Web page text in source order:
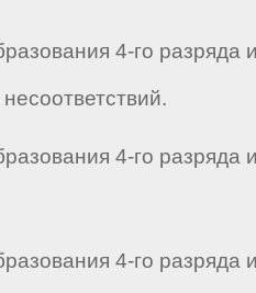
4-го
4-го
4-го